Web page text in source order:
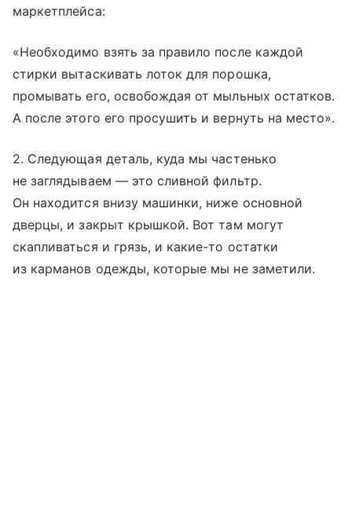
маркетплейса:
«Необходимо взять за правило после каждой
стирки вытаскивать лоток для порошка,
промывать его, освобождая от мыльных остатков.
А после этого его просушить и вернуть на место».
2. Следующая деталь, куда мы частенько
не заглядываем — это сливной фильтр.
Он находится внизу машинки, ниже основной
дверцы, и закрыт крышкой. Вот там могут
скапливаться и грязь, и какие-то остатки
из карманов одежды, которые мы не заметили.